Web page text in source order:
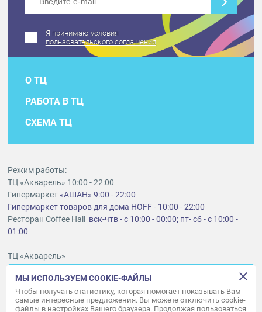
Я принимаю условия
пользовательского соглашения
О ТЦ
РАБОТА В ТЦ
СХЕМА ТЦ
Режим работы:
ТЦ «Акварель» 10:00 - 22:00
Гипермаркет«АШАН» 9:00 - 22:00
Гипермаркет товаров для дома HOFF - 10:00 - 22:00
Ресторан Coffee Hall вск-чтв - с 10:00 - 00:00; пт- сб - с 10:00 -
01:00
ТЦ «Акварель»
lt@aquarelle-centre.ru
ООО «Акварель»
МЫ ИСПОЛЬЗУЕМ COOKIE-ФАЙЛЫ
Чтобы получать статистику, которая помогает показывать Вам
самые интересные предложения. Вы можете отключить cookie-
файлы в настройках Вашего браузера. Продолжая пользоваться